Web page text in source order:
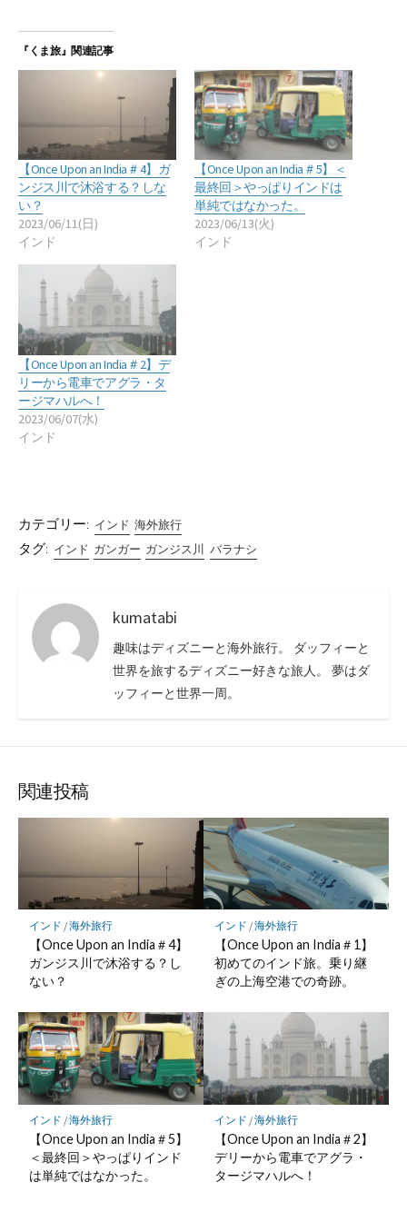
『くま旅』関連記事
【Once Upon an India＃4】ガ
ンジス川で沐浴する？しな
い？
2023/06/11(日)
インド
【Once Upon an India＃5】＜
最終回＞やっぱりインドは
単純ではなかった。
2023/06/13(火)
インド
【Once Upon an India＃2】デ
リーから電車でアグラ・タ
ージマハルへ！
2023/06/07(水)
インド
カテゴリー: インド 海外旅行
タグ: インド ガンガー ガンジス川 バラナシ
kumatabi
趣味はディズニーと海外旅行。 ダッフィーと
世界を旅するディズニー好きな旅人。 夢はダ
ッフィーと世界一周。
関連投稿
インド /海外旅行
【Once Upon an India＃4】
ガンジス川で沐浴する？し
ない？
インド /海外旅行
【Once Upon an India＃1】
初めてのインド旅。乗り継
ぎの上海空港での奇跡。
インド /海外旅行
【Once Upon an India＃5】
＜最終回＞やっぱりインド
は単純ではなかった。
インド /海外旅行
【Once Upon an India＃2】
デリーから電車でアグラ・
タージマハルへ！